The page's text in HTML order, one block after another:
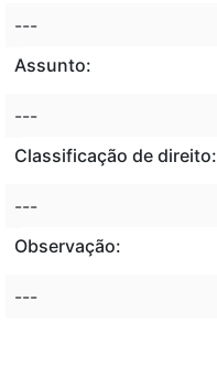
---
Assunto:
---
Classificação de direito:
---
Observação:
---